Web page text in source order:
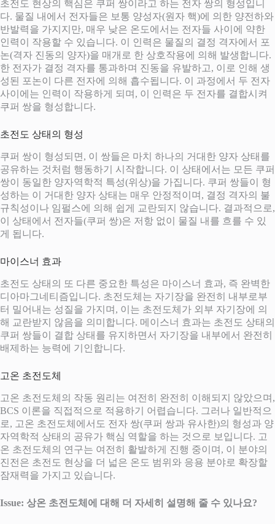
초전도 현상의 핵심은 쿠퍼 쌍이라고 하는 전자 쌍의 형성입니
다. 물질 내에서 전자들은 보통 양성자(원자 핵)에 의한 양전하와
반발력을 가지지만, 매우 낮은 온도에서는 전자들 사이에 약한
인력이 작용할 수 있습니다. 이 인력은 물질의 결정 격자에서 포
논(격자 진동의 양자)을 매개로 한 상호작용에 의해 발생합니다.
한 전자가 결정 격자를 통과하며 진동을 유발하고, 이로 인해 생
성된 포논이 다른 전자에 의해 흡수됩니다. 이 과정에서 두 전자
사이에는 인력이 작용하게 되며, 이 인력은 두 전자를 결합시켜
쿠퍼 쌍을 형성합니다.
초전도 상태의 형성
쿠퍼 쌍이 형성되면, 이 쌍들은 마치 하나의 거대한 양자 상태를
공유하는 것처럼 행동하기 시작합니다. 이 상태에서는 모든 쿠퍼
쌍이 동일한 양자역학적 특성(위상)을 가집니다. 쿠퍼 쌍들이 형
성하는 이 거대한 양자 상태는 매우 안정적이며, 결정 격자의 불
규칙성이나 임펄스에 의해 쉽게 교란되지 않습니다. 결과적으로,
이 상태에서 전자들(쿠퍼 쌍)은 저항 없이 물질 내를 흐를 수 있
게 됩니다.
마이스너 효과
초전도 상태의 또 다른 중요한 특성은 마이스너 효과, 즉 완벽한
디아마그네티즘입니다. 초전도체는 자기장을 완전히 내부로부
터 밀어내는 성질을 가지며, 이는 초전도체가 외부 자기장에 의
해 교란받지 않음을 의미합니다. 메이스너 효과는 초전도 상태의
쿠퍼 쌍들이 결합 상태를 유지하면서 자기장을 내부에서 완전히
배제하는 능력에 기인합니다.
고온 초전도체
고온 초전도체의 작동 원리는 여전히 완전히 이해되지 않았으며,
BCS 이론을 직접적으로 적용하기 어렵습니다. 그러나 일반적으
로, 고온 초전도체에서도 전자 쌍(쿠퍼 쌍과 유사한)의 형성과 양
자역학적 상태의 공유가 핵심 역할을 하는 것으로 보입니다. 고
온 초전도체의 연구는 여전히 활발하게 진행 중이며, 이 분야의
진전은 초전도 현상을 더 넓은 온도 범위와 응용 분야로 확장할
잠재력을 가지고 있습니다.
Issue: 상온 초전도체에 대해 더 자세히 설명해 줄 수 있나요?